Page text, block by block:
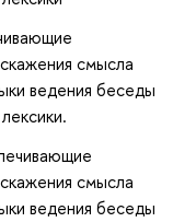
смысла
ведения беседы
смысла
ведения беседы